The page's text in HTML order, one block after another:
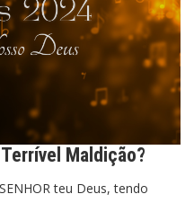
Maldição?
teu Deus, tendo